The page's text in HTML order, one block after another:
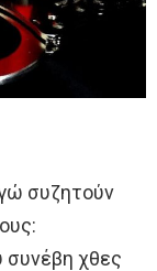
συζητούν
συνέβη χθες